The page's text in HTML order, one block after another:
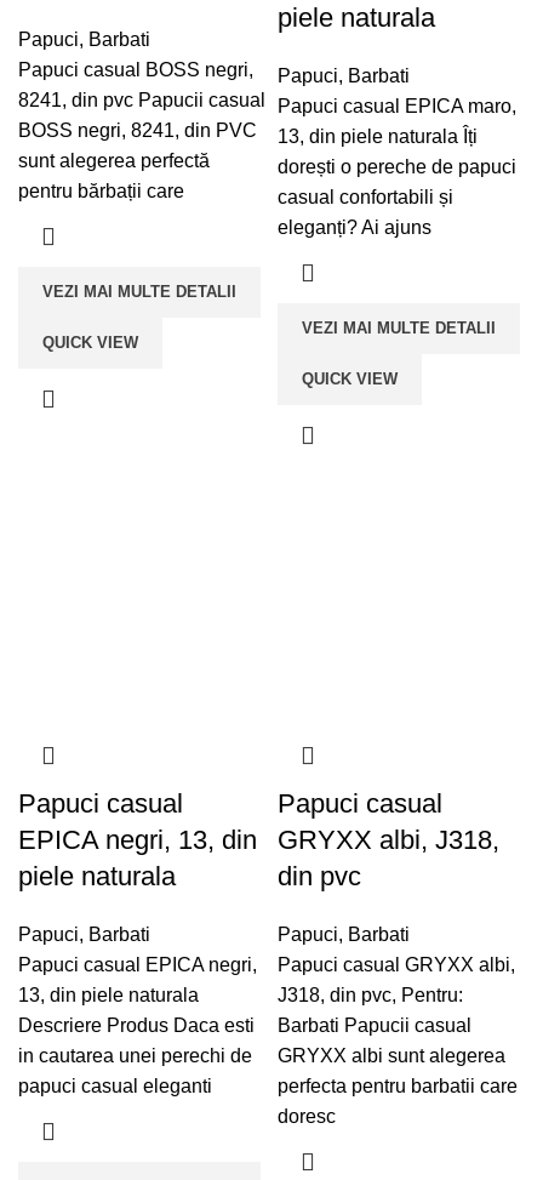
Papuci, Barbati
Papuci casual BOSS negri,
8241, din pvc Papucii casual
BOSS negri, 8241, din PVC
sunt alegerea perfectă
pentru bărbații care
VEZI MAI MULTE DETALII
QUICK VIEW
piele naturala
Papuci, Barbati
Papuci casual EPICA maro,
13, din piele naturala Îți
dorești o pereche de papuci
casual confortabili și
eleganți? Ai ajuns
VEZI MAI MULTE DETALII
QUICK VIEW
Papuci casual
EPICA negri, 13, din
piele naturala
Papuci, Barbati
Papuci casual EPICA negri,
13, din piele naturala
Descriere Produs Daca esti
in cautarea unei perechi de
papuci casual eleganti
Papuci casual
GRYXX albi, J318,
din pvc
Papuci, Barbati
Papuci casual GRYXX albi,
J318, din pvc, Pentru:
Barbati Papucii casual
GRYXX albi sunt alegerea
perfecta pentru barbatii care
doresc